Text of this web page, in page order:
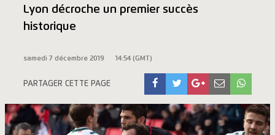
Lyon décroche un premier succès
historique
samedi 7 décembre 2019 14:54 (GMT)
PARTAGER CETTE PAGE